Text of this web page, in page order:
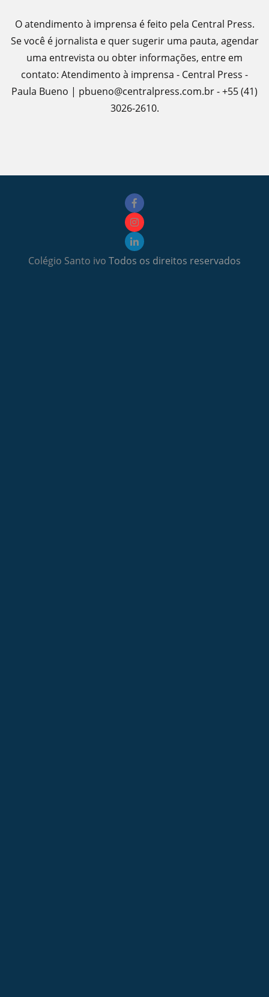
O atendimento à imprensa é feito pela Central Press.
Se você é jornalista e quer sugerir uma pauta, agendar
uma entrevista ou obter informações, entre em
contato: Atendimento à imprensa - Central Press -
Paula Bueno | pbueno@centralpress.com.br - +55 (41)
3026-2610.
Colégio Santo ivo Todos os direitos reservados